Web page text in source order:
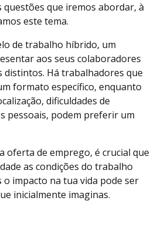
questões que iremos abordar, à
este tema.
de trabalho híbrido, um
aos seus colaboradores
distintos. Há trabalhadores que
formato específico, enquanto
dificuldades de
pessoais, podem preferir um
oferta de emprego, é crucial que
as condições do trabalho
impacto na tua vida pode ser
inicialmente imaginas.